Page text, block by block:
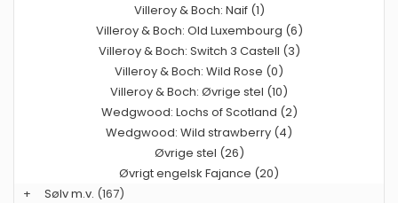
Villeroy & Boch: Naif (1)
Villeroy & Boch: Old Luxembourg (6)
Villeroy & Boch: Switch 3 Castell (3)
Villeroy & Boch: Wild Rose (0)
Villeroy & Boch: Øvrige stel (10)
Wedgwood: Lochs of Scotland (2)
Wedgwood: Wild strawberry (4)
Øvrige stel (26)
Øvrigt engelsk Fajance (20)
+
Sølv m.v. (167)